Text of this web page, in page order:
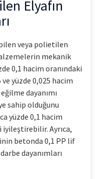
Elyafın
veya polietilen
mekanik
0,1 hacim oranındaki
yüzde 0,025 hacim
dayanımı
sahip olduğunu
yüzde 0,1 hacim
Ayrıca,
betonda 0,1 PP lif
dayanımları